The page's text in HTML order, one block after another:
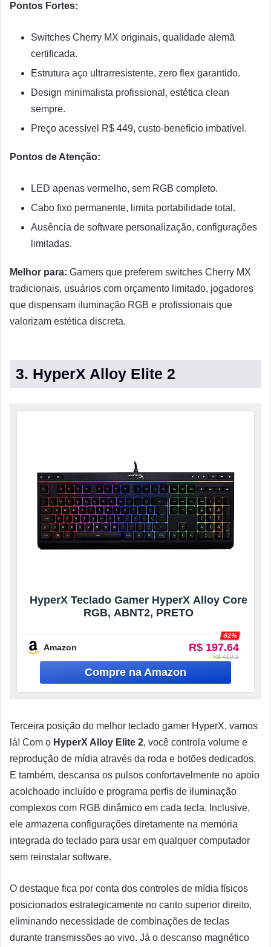
Pontos Fortes:
Switches Cherry MX originais, qualidade alemã
certificada.
Estrutura aço ultrarresistente, zero flex garantido.
Design minimalista profissional, estética clean
sempre.
Preço acessível R$ 449, custo-benefício imbatível.
Pontos de Atenção:
LED apenas vermelho, sem RGB completo.
Cabo fixo permanente, limita portabilidade total.
Ausência de software personalização, configurações
limitadas.
Melhor para: Gamers que preferem switches Cherry MX
tradicionais, usuários com orçamento limitado, jogadores
que dispensam iluminação RGB e profissionais que
valorizam estética discreta.
3. HyperX Alloy Elite 2
HyperX Teclado Gamer HyperX Alloy Core
RGB, ABNT2, PRETO
Amazon R$ 197.64
-52%
R$ 419.9
Terceira posição do melhor teclado gamer HyperX, vamos
lá! Com o HyperX Alloy Elite 2, você controla volume e
reprodução de mídia através da roda e botões dedicados.
E também, descansa os pulsos confortavelmente no apoio
acolchoado incluído e programa perfis de iluminação
complexos com RGB dinâmico em cada tecla. Inclusive,
ele armazena configurações diretamente na memória
integrada do teclado para usar em qualquer computador
sem reinstalar software.
O destaque fica por conta dos controles de mídia físicos
posicionados estrategicamente no canto superior direito,
eliminando necessidade de combinações de teclas
durante transmissões ao vivo. Já o descanso magnético